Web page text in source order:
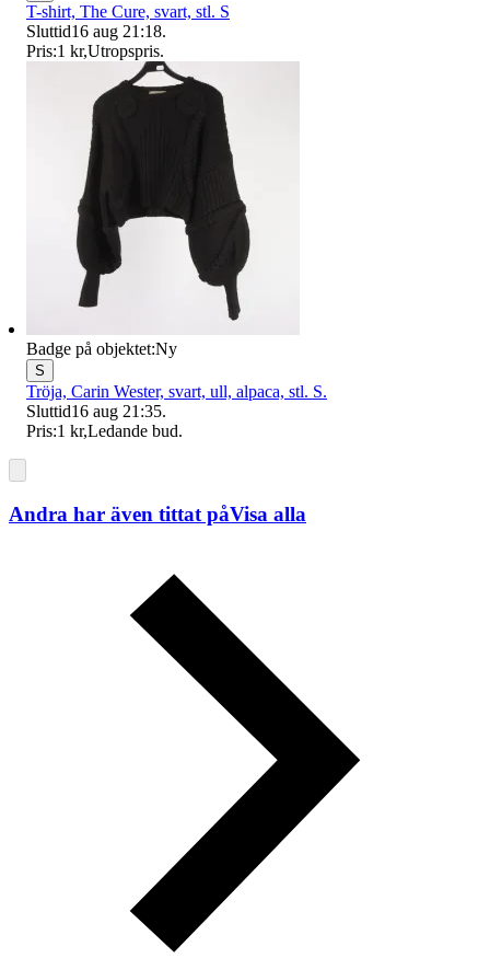
T-shirt, The Cure, svart, stl. S
Sluttid16 aug 21:18.
Pris:1 kr,Utropspris.
Badge på objektet:Ny
S
Tröja, Carin Wester, svart, ull, alpaca, stl. S.
Sluttid16 aug 21:35.
Pris:1 kr,Ledande bud.
Andra har även tittat påVisa alla